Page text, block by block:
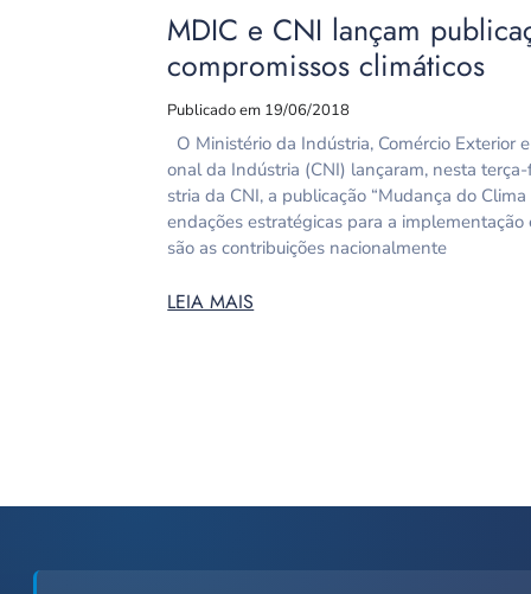
MDIC e CNI lançam
compromissos climáticos
Publicado em 19/06/2018
O Ministério da Indústria, Comércio Exterior
onal da Indústria (CNI) lançaram, nesta
stria da CNI, a publicação “Mudança do
endações estratégicas para a
são as contribuições nacionalmente
LEIA MAIS